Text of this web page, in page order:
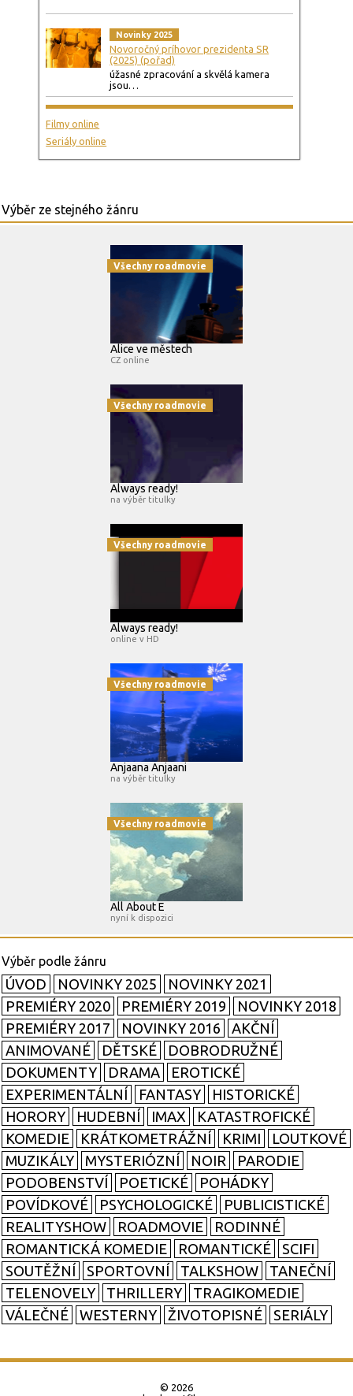
Novinky 2025
Novoročný príhovor prezidenta SR
(2025) (pořad)
úžasné zpracování a skvělá kamera
jsou…
Filmy online
Seriály online
Všechny roadmovie
Alice ve městech
CZ online
Všechny roadmovie
Always ready!
na výběr titulky
Všechny roadmovie
Always ready!
online v HD
Všechny roadmovie
Anjaana Anjaani
na výběr titulky
Všechny roadmovie
All About E
nyní k dispozici
ÚVOD NOVINKY 2025
NOVINKY 2021
PREMIÉRY 2020
PREMIÉRY 2019
NOVINKY 2018
PREMIÉRY 2017
NOVINKY 2016
AKČNÍ
ANIMOVANÉ
DĚTSKÉ
DOBRODRUŽNÉ
DOKUMENTY
DRAMA
EROTICKÉ
EXPERIMENTÁLNÍ
FANTASY
HISTORICKÉ
HORORY
HUDEBNÍ IMAX
KATASTROFICKÉ
KOMEDIE
KRÁTKOMETRÁŽNÍ KRIMI
LOUTKOVÉ
MUZIKÁLY
MYSTERIÓZNÍ NOIR
PARODIE
PODOBENSTVÍ
POETICKÉ
POHÁDKY
POVÍDKOVÉ
PSYCHOLOGICKÉ
PUBLICISTICKÉ
REALITYSHOW
ROADMOVIE
RODINNÉ
ROMANTICKÁ KOMEDIE
ROMANTICKÉ
SCIFI
SOUTĚŽNÍ
SPORTOVNÍ TALKSHOW
TANEČNÍ
TELENOVELY
THRILLERY
TRAGIKOMEDIE
VÁLEČNÉ
WESTERNY ŽIVOTOPISNÉ SERIÁLY
© 2026